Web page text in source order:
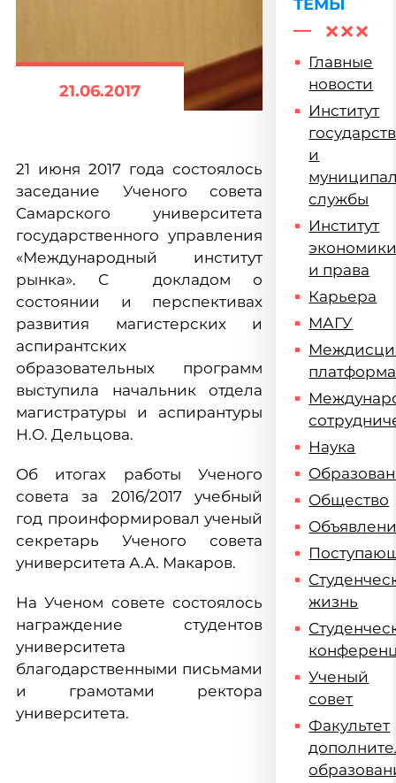
21.06.2017
21 июня 2017 года состоялось
заседание Ученого совета
Самарского университета
государственного управления
«Международный институт
рынка». С докладом о
состоянии и перспективах
развития магистерских и
аспирантских
образовательных программ
выступила начальник отдела
магистратуры и аспирантуры
Н.О. Дельцова.
Об итогах работы Ученого
совета за 2016/2017 учебный
год проинформировал ученый
секретарь Ученого совета
университета А.А. Макаров.
На Ученом совете состоялось
награждение студентов
университета
благодарственными письмами
и грамотами ректора
университета.
ТЕМЫ
Главные
новости
Институт
и
службы
Институт
и права
Карьера
МАГУ
платформа
Наука
Общество
жизнь
Ученый
совет
Факультет